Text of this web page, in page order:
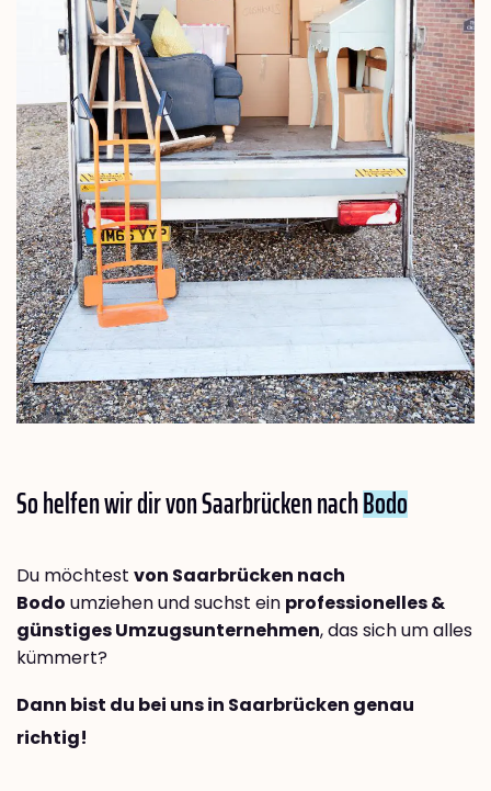
So helfen wir dir von Saarbrücken nachBodo
Du möchtest von Saarbrücken nach
Bodo umziehen und suchst ein professionelles &
günstiges Umzugsunternehmen, das sich um alles
kümmert?
Dann bist du bei uns in Saarbrücken genau
richtig!